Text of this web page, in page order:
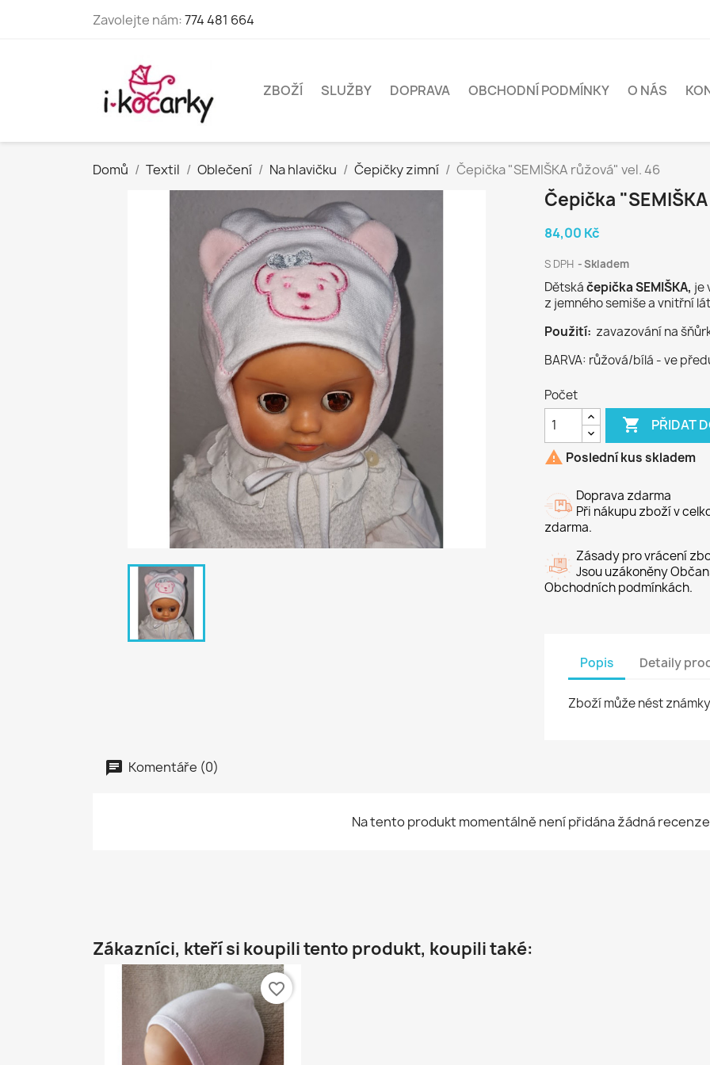
Zavolejte nám:774 481 664
ZBOŽÍ SLUŽBY DOPRAVA OBCHODNÍ PODMÍNKY O NÁS
Domů Textil Oblečení Na hlavičku Čepičky zimní Čepička "SEMIŠKA růžová" vel. 46
Čepička
84,00 Kč
S DPH Skladem
Dětskáčepička SEMIŠKA, je
z jemného semiše a vnitřní
Použití: zavazování na
BARVA: růžová/bílá - ve
Počet
 PŘIDAT
 Poslední kus skladem
Doprava zdarma
Při nákupu zboží v
zdarma.
Zásady pro vrácení
Jsou uzákoněny
Obchodních podmínkách.
Popis Detaily
Zboží může nést
Komentáře (0)
Na tento produkt momentálně není přidána žádná
Zákazníci, kteří si koupili tento produkt, koupili také:
favorite_border